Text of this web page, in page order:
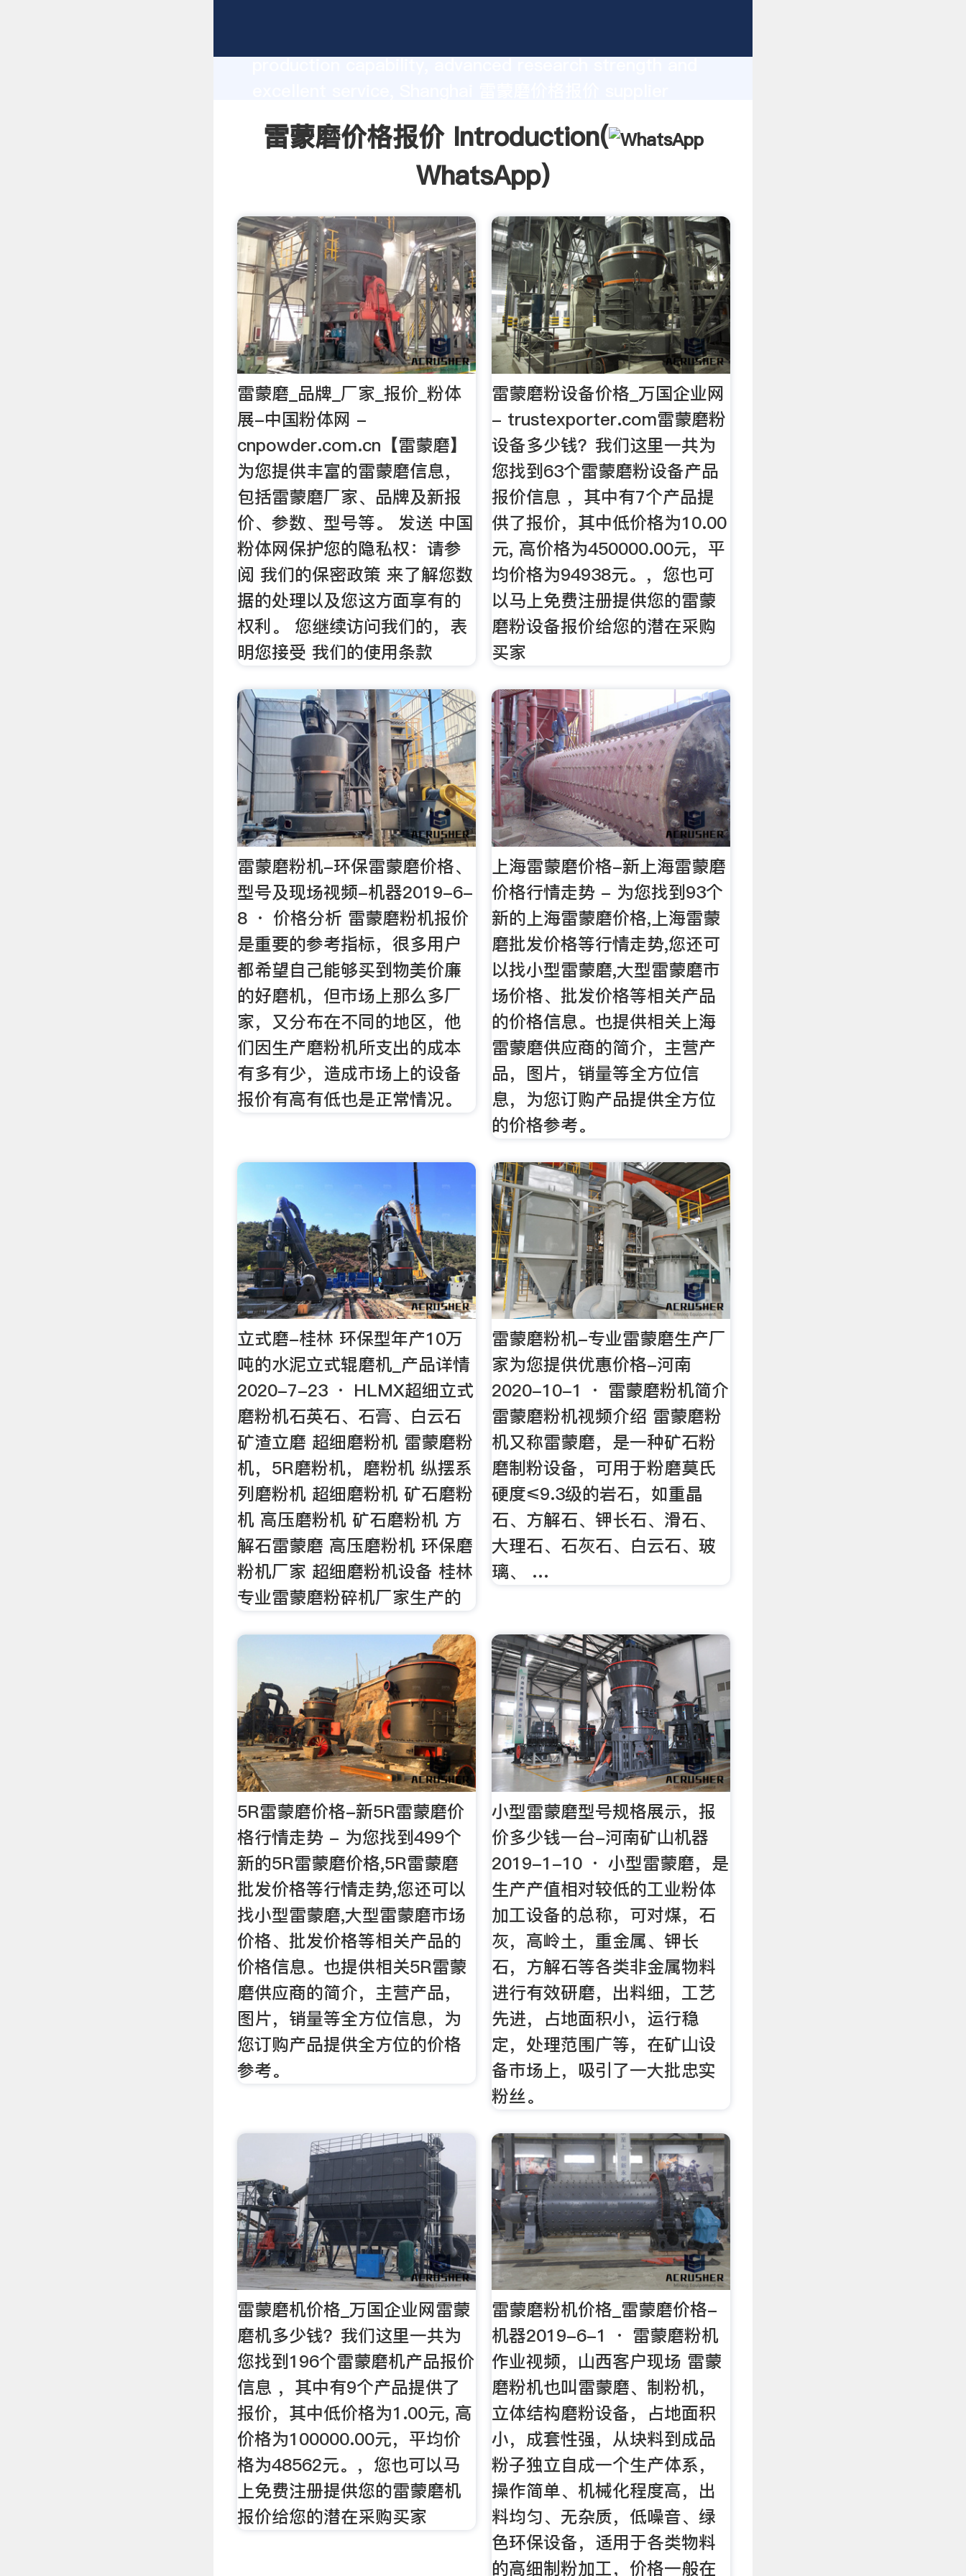
create the value and bring values to all of customers.
雷蒙磨价格报价 Introduction(
WhatsApp)
雷蒙磨_品牌_厂家_报价_粉体
展-中国粉体网 -
cnpowder.com.cn【雷蒙磨】
为您提供丰富的雷蒙磨信息，
包括雷蒙磨厂家、品牌及新报
价、参数、型号等。 发送 中国
粉体网保护您的隐私权：请参
阅 我们的保密政策 来了解您数
据的处理以及您这方面享有的
权利。 您继续访问我们的，表
明您接受 我们的使用条款
雷蒙磨粉设备价格_万国企业网
- trustexporter.com雷蒙磨粉
设备多少钱？我们这里一共为
您找到63个雷蒙磨粉设备产品
报价信息 ，其中有7个产品提
供了报价，其中低价格为10.00
元, 高价格为450000.00元，平
均价格为94938元。，您也可
以马上免费注册提供您的雷蒙
磨粉设备报价给您的潜在采购
买家
雷蒙磨粉机-环保雷蒙磨价格、
型号及现场视频-机器2019-6-
8 · 价格分析 雷蒙磨粉机报价
是重要的参考指标，很多用户
都希望自己能够买到物美价廉
的好磨机，但市场上那么多厂
家，又分布在不同的地区，他
们因生产磨粉机所支出的成本
有多有少，造成市场上的设备
报价有高有低也是正常情况。
上海雷蒙磨价格-新上海雷蒙磨
价格行情走势 - 为您找到93个
新的上海雷蒙磨价格,上海雷蒙
磨批发价格等行情走势,您还可
以找小型雷蒙磨,大型雷蒙磨市
场价格、批发价格等相关产品
的价格信息。也提供相关上海
雷蒙磨供应商的简介，主营产
品，图片，销量等全方位信
息，为您订购产品提供全方位
的价格参考。
立式磨-桂林 环保型年产10万
吨的水泥立式辊磨机_产品详情
2020-7-23 · HLMX超细立式
磨粉机石英石、石膏、白云石
矿渣立磨 超细磨粉机 雷蒙磨粉
机，5R磨粉机，磨粉机 纵摆系
列磨粉机 超细磨粉机 矿石磨粉
机 高压磨粉机 矿石磨粉机 方
解石雷蒙磨 高压磨粉机 环保磨
粉机厂家 超细磨粉机设备 桂林
专业雷蒙磨粉碎机厂家生产的
雷蒙磨粉机-专业雷蒙磨生产厂
家为您提供优惠价格-河南
2020-10-1 · 雷蒙磨粉机简介
雷蒙磨粉机视频介绍 雷蒙磨粉
机又称雷蒙磨，是一种矿石粉
磨制粉设备，可用于粉磨莫氏
硬度≤9.3级的岩石，如重晶
石、方解石、钾长石、滑石、
大理石、石灰石、白云石、玻
璃、 …
5R雷蒙磨价格-新5R雷蒙磨价
格行情走势 - 为您找到499个
新的5R雷蒙磨价格,5R雷蒙磨
批发价格等行情走势,您还可以
找小型雷蒙磨,大型雷蒙磨市场
价格、批发价格等相关产品的
价格信息。也提供相关5R雷蒙
磨供应商的简介，主营产品，
图片，销量等全方位信息，为
您订购产品提供全方位的价格
参考。
小型雷蒙磨型号规格展示，报
价多少钱一台-河南矿山机器
2019-1-10 · 小型雷蒙磨，是
生产产值相对较低的工业粉体
加工设备的总称，可对煤，石
灰，高岭土，重金属、钾长
石，方解石等各类非金属物料
进行有效研磨，出料细，工艺
先进，占地面积小，运行稳
定，处理范围广等，在矿山设
备市场上，吸引了一大批忠实
粉丝。
雷蒙磨机价格_万国企业网雷蒙
磨机多少钱？我们这里一共为
您找到196个雷蒙磨机产品报价
信息 ，其中有9个产品提供了
报价，其中低价格为1.00元, 高
价格为100000.00元，平均价
格为48562元。，您也可以马
上免费注册提供您的雷蒙磨机
报价给您的潜在采购买家
雷蒙磨粉机价格_雷蒙磨价格-
机器2019-6-1 · 雷蒙磨粉机
作业视频，山西客户现场 雷蒙
磨粉机也叫雷蒙磨、制粉机，
立体结构磨粉设备，占地面积
小，成套性强，从块料到成品
粉子独立自成一个生产体系，
操作简单、机械化程度高，出
料均匀、无杂质，低噪音、绿
色环保设备，适用于各类物料
的高细制粉加工，价格一般在